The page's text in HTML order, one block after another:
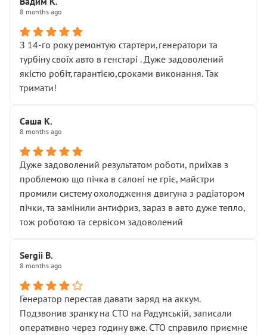
8 months ago
З 14-го року ремонтую стартери,генератори та
турбіну своїх авто в генстарі . Дуже задоволений
якістю робіт,гарантією,сроками виконання. Так
тримати!
Саша К.
8 months ago
Дуже задоволений результатом роботи, приїхав з
проблемою що пічка в салоні не гріє, майстри
промили систему охолодження двигуна з радіатором
пічки, та замінили антифриз, зараз в авто дуже тепло,
тож роботою та сервісом задоволений
Sergii B.
8 months ago
Генератор перестав давати заряд на аккум.
Подзвонив зранку на СТО на Радунській, записали
оперативно через годину вже. СТО справило приємне